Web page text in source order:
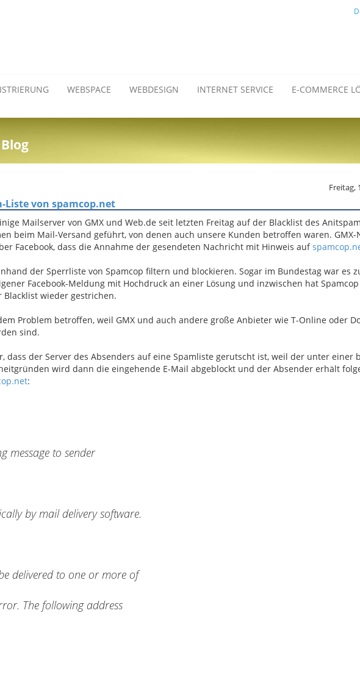
WEBSPACE WEBDESIGN INTERNET SERVICE E-COMMERCE
Freitag,
Liste von spamcop.net
Mailserver von GMX und Web.de seit letzten Freitag auf der Blacklist des
beim Mail-Versand geführt, von denen auch unsere Kunden betroffen waren. GMX-
Facebook, dass die Annahme der gesendeten Nachricht mit Hinweis auf
der Sperrliste von Spamcop filtern und blockieren. Sogar im Bundestag war es
Facebook-Meldung mit Hochdruck an einer Lösung und inzwischen hat
Blacklist wieder gestrichen.
Problem betroffen, weil GMX und auch andere große Anbieter wie T-Online oder
sind.
dass der Server des Absenders auf eine Spamliste gerutscht ist, weil der unter einer
wird dann die eingehende E-Mail abgeblockt und der Absender erhält
:
message to sender
by mail delivery software.
delivered to one or more of
The following address